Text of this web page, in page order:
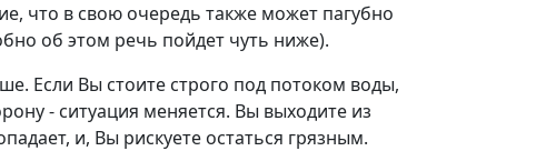
что в свою очередь также может пагубно
об этом речь пойдет чуть ниже).
Если Вы стоите строго под потоком воды,
- ситуация меняется. Вы выходите из
и, Вы рискуете остаться грязным.